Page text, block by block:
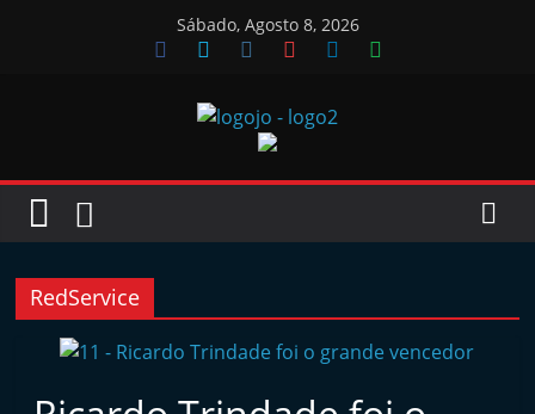
Sábado, Agosto 8, 2026
Jornal
J
RedService